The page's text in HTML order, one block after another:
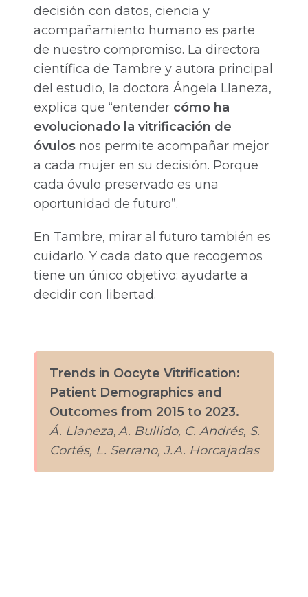
decisión con datos, ciencia y
acompañamiento humano es parte
de nuestro compromiso. La directora
científica de Tambre y autora principal
del estudio, la doctora Ángela Llaneza,
explica que “entender cómo ha
evolucionado la vitrificación de
óvulos nos permite acompañar mejor
a cada mujer en su decisión. Porque
cada óvulo preservado es una
oportunidad de futuro”.
En Tambre, mirar al futuro también es
cuidarlo. Y cada dato que recogemos
tiene un único objetivo: ayudarte a
decidir con libertad.
Trends in Oocyte Vitrification:
Patient Demographics and
Outcomes from 2015 to 2023.
Á. Llaneza, A. Bullido, C. Andrés, S.
Cortés, L. Serrano, J.A. Horcajadas